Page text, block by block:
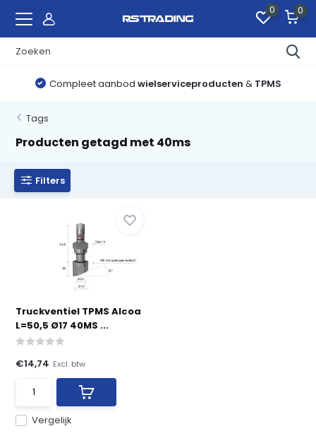
0 0
Compleet aanbod wielserviceproducten & TPMS
Tags
Producten getagd met 40ms
Filters
Truckventiel TPMS Alcoa
L=50,5 Ø17 40MS ...
Vergelijk
€14,74 Excl. btw